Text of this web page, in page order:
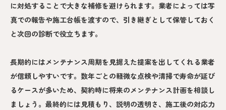
に対処することで大きな補修を避けられます。業者によっては写
真での報告や施工台帳を渡すので、引き継ぎとして保管しておく
と次回の診断で役立ちます。
長期的にはメンテナンス周期を見据えた提案を出してくれる業者
が信頼しやすいです。数年ごとの軽微な点検や清掃で寿命が延び
るケースが多いため、契約時に将来のメンテナンス計画を相談し
ましょう。最終的には見積もり、説明の透明さ、施工後の対応力